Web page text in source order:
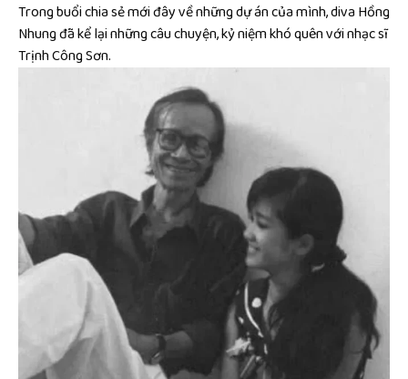
Trong buổi chia sẻ mới đây về những dự án của mình, diva Hồng
Nhung đã kể lại những câu chuyện, kỷ niệm khó quên với nhạc sĩ
Trịnh Công Sơn.